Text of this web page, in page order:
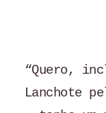
“Quero,
Lanchote